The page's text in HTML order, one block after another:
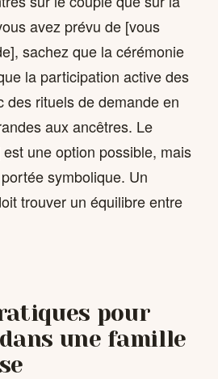
avez prévu de [vous
sachez que la cérémonie
la participation active des
des rituels de demande en
aux ancêtres. Le
une option possible, mais
symbolique. Un
trouver un équilibre entre
pour
une famille